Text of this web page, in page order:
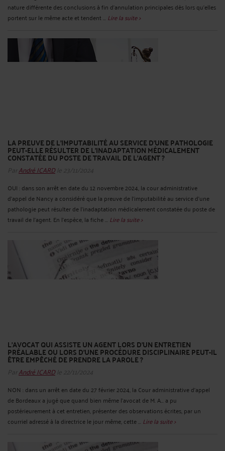
nature différente des conclusions à fin d’annulation principales dès lors qu’elles
portent sur le même acte et tendent ... Lire la suite >
LA PREUVE DE L’IMPUTABILITÉ AU SERVICE D’UNE PATHOLOGIE
PEUT-ELLE RÉSULTER DE L’INADAPTATION MÉDICALEMENT
CONSTATÉE DU POSTE DE TRAVAIL DE L’AGENT ?
ParAndré ICARDle 23/11/2024
OUI : dans son arrêt en date du 12 novembre 2024, la cour administrative
d’appel de Nancy a considéré que la preuve de l’imputabilité au service d’une
pathologie peut résulter de l’inadaptation médicalement constatée du poste de
travail de l’agent. En l’espèce, la fiche ... Lire la suite >
L’AVOCAT QUI ASSISTE UN AGENT LORS D’UN ENTRETIEN
PRÉALABLE OU LORS D’UNE PROCÉDURE DISCIPLINAIRE PEUT-IL
ÊTRE EMPÊCHÉ DE PRENDRE LA PAROLE ?
ParAndré ICARDle 22/11/2024
NON : dans un arrêt en date du 27 février 2024, la Cour administrative d’appel
de Bordeaux a jugé que quand bien même l'avocat de M. A... a pu
postérieurement à cet entretien, présenter des observations écrites, par un
courriel adressé à la directrice le jour même, cette ... Lire la suite >